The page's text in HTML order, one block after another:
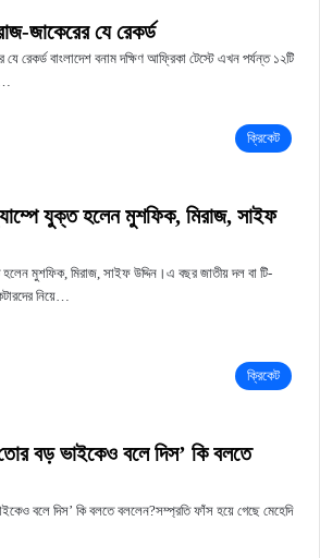
জাকেরের যে রেকর্ড
রেকর্ড বাংলাদেশ বনাম দক্ষিণ আফ্রিকা টেস্টে এখন পর্যন্ত ১২টি
ক্রিকেট
ক্যাম্পে যুক্ত হলেন মুশফিক, মিরাজ, সাইফ
হলেন মুশফিক, মিরাজ, সাইফ উদ্দিন।এ বছর জাতীয় দল বা টি-
নিয়ে…
ক্রিকেট
বড় ভাইকেও বলে দিস’ কি বলতে
বলে দিস’ কি বলতে বললেন?সম্প্রতি ফাঁস হয়ে গেছে মেহেদি